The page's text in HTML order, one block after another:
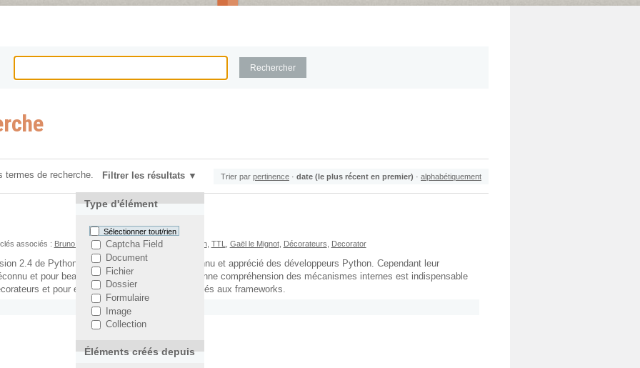
termes de recherche. Filtrer les résultats
Type d'élément
Sélectionner tout/rien
Captcha Field
Document
Fichier
Dossier
Formulaire
Image
Collection
Éléments créés depuis
Trier par pertinence · date (le plus récent en premier) · alphabétiquement
associés : Bruno Dupuis Java,Design Pattern Python, TTL Gaël le Mignot, Décorateurs Decorator
2.4 de Python, sont un sucre syntaxique connu et apprécié des développeurs Python. Cependant leur
et pour beaucoup tient de la magie. Un bonne compréhension des mécanismes internes est indispensable
et pour en écrire, ils ne sont pas réservés aux frameworks.